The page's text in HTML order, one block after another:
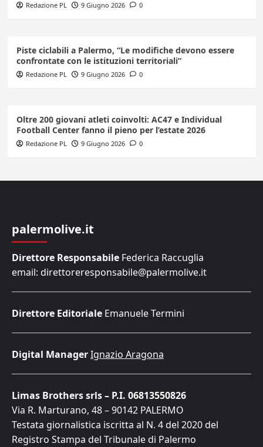
Redazione PL 9 Giugno 2026 0
Piste ciclabili a Palermo, “Le modifiche devono essere
confrontate con le istituzioni territoriali”
Redazione PL 9 Giugno 2026 0
Oltre 200 giovani atleti coinvolti: AC47 e Individual
Football Center fanno il pieno per l’estate 2026
Redazione PL 9 Giugno 2026 0
palermolive.it
Direttore Responsabile Federica Raccuglia
email: direttoreresponsabile@palermolive.it
Direttore Editoriale Emanuele Termini
Digital ManagerIgnazio Aragona
Limas Brothers srls – P.I. 06813550826
Via R. Marturano, 48 – 90142 PALERMO
Testata giornalistica iscritta al N. 4 del 2020 del
Registro Stampa del Tribunale di Palermo